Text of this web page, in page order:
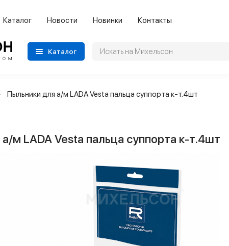
Каталог Новости Новинки Контакты
Каталог
Пыльники для а/м LADA Vesta пальца суппорта к-т.4шт
м LADA Vesta пальца суппорта к-т.4шт